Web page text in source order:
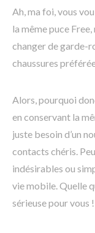
Ah, ma foi, vous
la même puce Free,
changer de garde-
chaussures
Alors, pourquoi
en conservant la
juste besoin d’un
contacts chéris.
indésirables ou
vie mobile. Quelle
sérieuse pour vous !